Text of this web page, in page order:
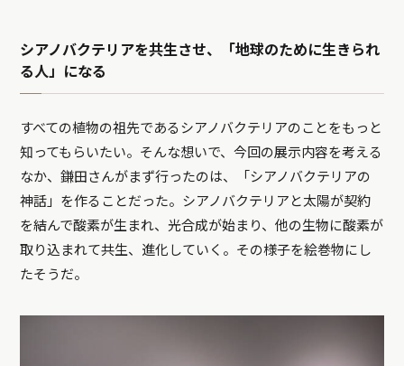
シアノバクテリアを共生させ、「地球のために生きられ
る人」になる
すべての植物の祖先であるシアノバクテリアのことをもっと
知ってもらいたい。そんな想いで、今回の展示内容を考える
なか、鎌田さんがまず行ったのは、「シアノバクテリアの
神話」を作ることだった。シアノバクテリアと太陽が契約
を結んで酸素が生まれ、光合成が始まり、他の生物に酸素が
取り込まれて共生、進化していく。その様子を絵巻物にし
たそうだ。